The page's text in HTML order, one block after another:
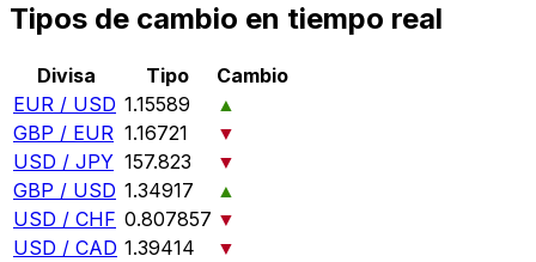
Tipos de cambio en tiempo real
Divisa Tipo
Cambio
EUR / USD 1.15589
▲
GBP / EUR 1.16721
▼
USD / JPY 157.823
▼
GBP / USD 1.34917
▲
USD / CHF 0.807857 ▼
USD / CAD 1.39414
▼